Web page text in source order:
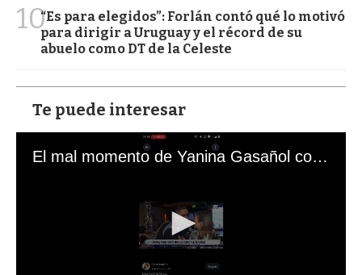
10“Es para elegidos”: Forlán contó qué lo motivó
para dirigir a Uruguay y el récord de su
abuelo como DT de la Celeste
Te puede interesar
El mal momento de Yanina Gasañol con un hincha argentino en "Subrayado"